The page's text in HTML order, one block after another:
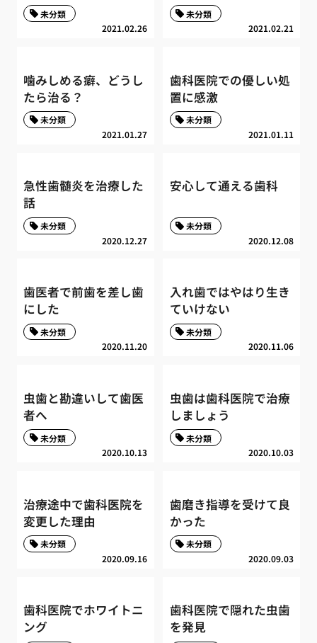
2021.02.26
未分類
2021.02.21
未分類
噛みしめる癖、どうし
たら治る？
2021.01.27
未分類
歯科医院での優しい処
置に感激
2021.01.11
未分類
急性歯髄炎を治療した
話
2020.12.27
未分類
安心して通える歯科
2020.12.08
未分類
歯医者で前歯を差し歯
にした
2020.11.20
未分類
入れ歯ではやはり生き
ていけない
2020.11.06
未分類
虫歯と勘違いして歯医
者へ
2020.10.13
未分類
虫歯は歯科医院で治療
しましょう
2020.10.03
未分類
治療途中で歯科医院を
変更した理由
2020.09.16
未分類
歯磨き指導を受けて良
かった
2020.09.03
未分類
歯科医院でホワイトニ
ング
歯科医院で隠れた虫歯
を発見